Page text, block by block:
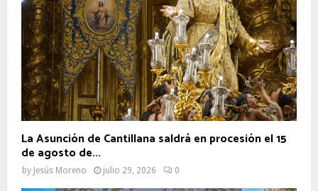
La Asunción de Cantillana saldrá en procesión el 15
de agosto de...
by Jesús Moreno julio 29, 2026 0